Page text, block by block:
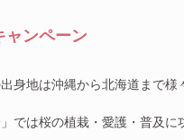
ャンペーン
身地は沖縄から北海道まで様
では桜の植栽・愛護・普及に